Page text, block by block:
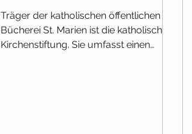
Träger der katholischen öffentlichen
Bücherei St. Marien ist die katholische
Kirchenstiftung. Sie umfasst einen